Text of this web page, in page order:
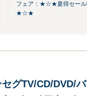
フェア：★☆★夏得セール
★☆★
グTV/CD/DVD/